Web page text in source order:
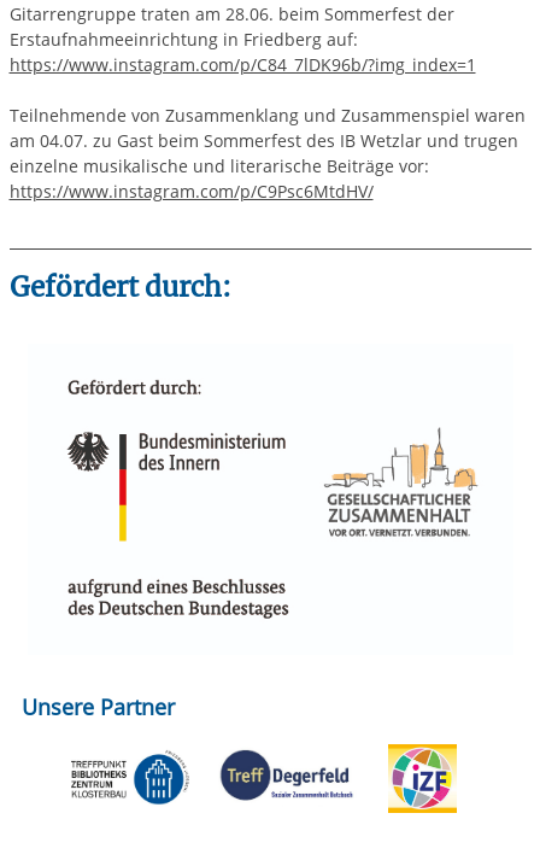
Gitarrengruppe traten am 28.06. beim Sommerfest der
Erstaufnahmeeinrichtung in Friedberg auf:
https://www.instagram.com/p/C84_7lDK96b/?img_index=1
Teilnehmende von Zusammenklang und Zusammenspiel waren
am 04.07. zu Gast beim Sommerfest des IB Wetzlar und trugen
einzelne musikalische und literarische Beiträge vor:
https://www.instagram.com/p/C9Psc6MtdHV/
Gefördert durch:
Unsere Partner